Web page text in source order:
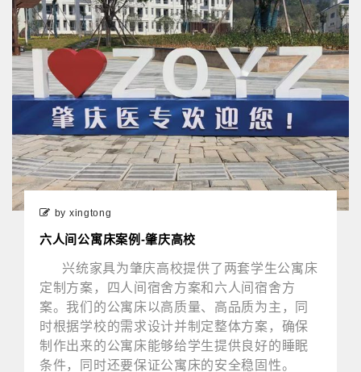
by xingtong
六人间公寓床案例-肇庆高校
兴统家具为肇庆高校提供了两套学生公寓床
定制方案，四人间宿舍方案和六人间宿舍方
案。我们的公寓床以高质量、高品质为主，同
时根据学校的需求设计并制定整体方案，确保
制作出来的公寓床能够给学生提供良好的睡眠
条件，同时还要保证公寓床的安全稳固性。